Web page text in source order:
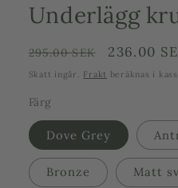
modalfönster
Underlägg
Ordinarie
pris
295.00 SEK 236.00
Skatt ingår. Frakt beräknas i
Färg
Dove Grey
Bronze Matt